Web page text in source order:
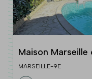
Maison
Résidence Les
MARSEILLE-9E